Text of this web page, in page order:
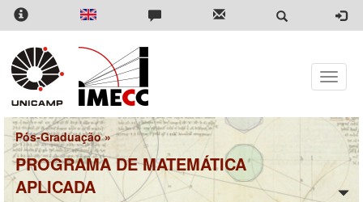
Pular
para
conteúdo
principal
Toggle
Pós-Graduação»
PROGRAMA DE MATEMÁTICA
APLICADA